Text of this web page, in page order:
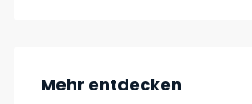
Mehr entdecken